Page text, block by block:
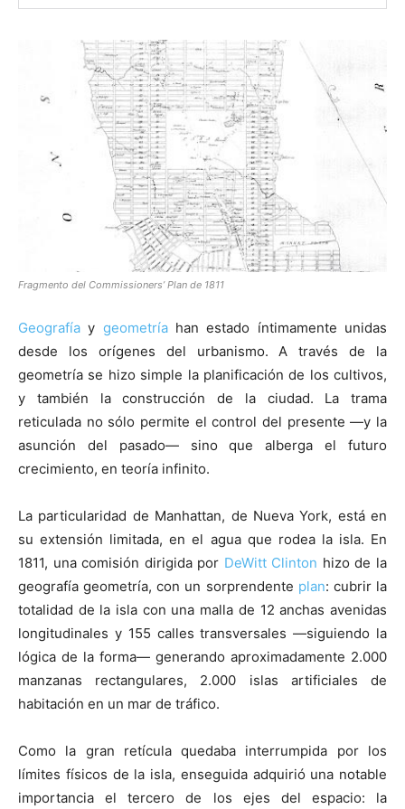
Fragmento del Commissioners’ Plan de 1811
Geografía y geometríahan estado íntimamente unidas
desde los orígenes del urbanismo. A través de la
geometría se hizo simple la planificación de los cultivos,
y también la construcción de la ciudad. La trama
reticulada no sólo permite el control del presente —y la
asunción del pasado— sino que alberga el futuro
crecimiento, en teoría infinito.
La particularidad de Manhattan, de Nueva York, está en
su extensión limitada, en el agua que rodea la isla. En
1811, una comisión dirigida por DeWitt Clinton hizo de la
geografía geometría, con un sorprendente plan: cubrir la
totalidad de la isla con una malla de 12 anchas avenidas
longitudinales y 155 calles transversales —siguiendo la
lógica de la forma— generando aproximadamente 2.000
manzanas rectangulares, 2.000 islas artificiales de
habitación en un mar de tráfico.
Como la gran retícula quedaba interrumpida por los
límites físicos de la isla, enseguida adquirió una notable
importancia el tercero de los ejes del espacio: la